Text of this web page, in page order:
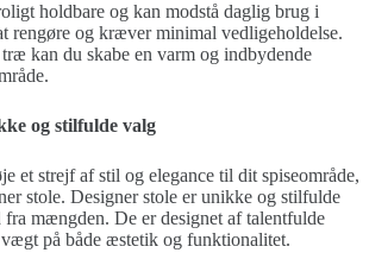
holdbare og kan modstå daglig brug i
rengøre og kræver minimal vedligeholdelse.
kan du skabe en varm og indbydende
og stilfulde valg
et strejf af stil og elegance til dit spiseområde,
stole. Designer stole er unikke og stilfulde
mængden. De er designet af talentfulde
på både æstetik og funktionalitet.